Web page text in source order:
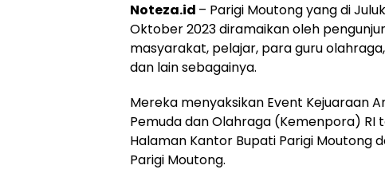
Noteza.id – Parigi Moutong yang di
Oktober 2023 diramaikan oleh
masyarakat, pelajar, para guru
dan lain sebagainya.
Mereka menyaksikan Event Kejuaraan
Pemuda dan Olahraga (Kemenpora)
Halaman Kantor Bupati Parigi Moutong
Parigi Moutong.